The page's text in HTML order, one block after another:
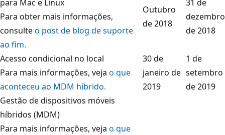
para Mac e Linux
Para obter mais informações,
consulteo post de blog de suporte
ao fim.
Outubro
de 2018
31 de
dezembro
de 2018
Acesso condicional no local
Para mais informações, veja o que
aconteceu ao MDM híbrido.
30 de
janeiro de
2019
1 de
setembro
de 2019
Gestão de dispositivos móveis
híbridos (MDM)
Para mais informações, veja o que